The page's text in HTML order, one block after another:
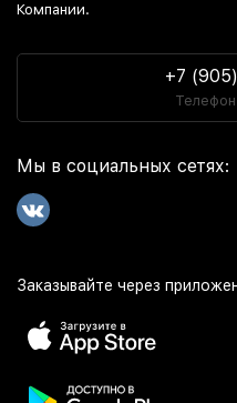
Компании.
+7
Мы в социальных сетях:
Заказывайте через